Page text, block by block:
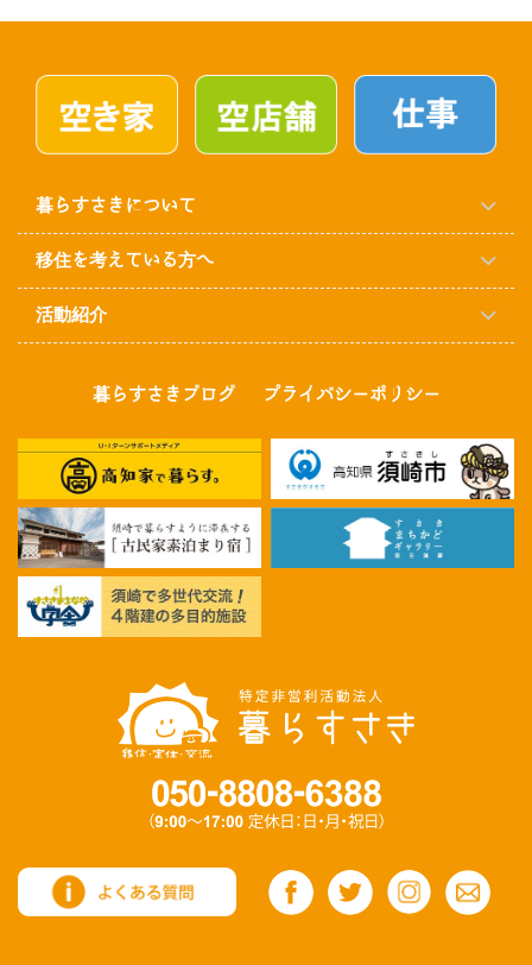
暮らすさきについて
移住を考えている方へ
活動紹介
暮らすさきブログ プライバシーポリシー